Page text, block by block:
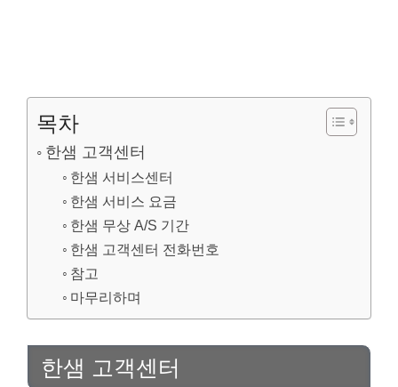
목차
한샘 고객센터
한샘 서비스센터
한샘 서비스 요금
한샘 무상 A/S 기간
한샘 고객센터 전화번호
참고
마무리하며
한샘 고객센터